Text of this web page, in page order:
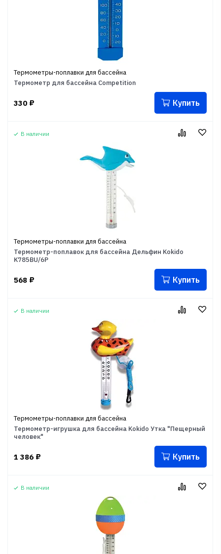
Термометры-поплавки для бассейна
Термометр для бассейна Competition
330 ₽ Купить
В наличии
Термометры-поплавки для бассейна
Термометр-поплавок для бассейна Дельфин Kokido
K785BU/6P
568 ₽ Купить
В наличии
Термометры-поплавки для бассейна
Термометр-игрушка для бассейна Kokido Утка "Пещерный
человек"
1 386 ₽ Купить
В наличии